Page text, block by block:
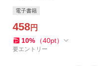
電子書籍
458円
10% （40pt）
要エントリー